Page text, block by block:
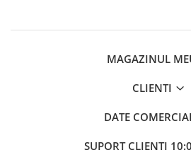
MAGAZINUL
CLIENTI
DATE
SUPORT CLIENTI